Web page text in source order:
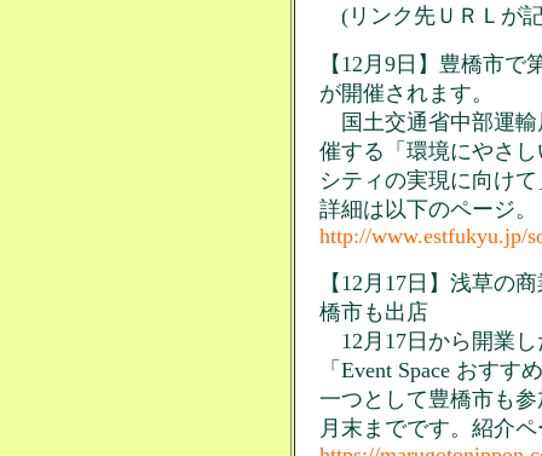
(リンク先ＵＲＬが
【12月9日】豊橋市
が開催されます。
国土交通省中部運輸
催する「環境にやさ
シティの実現に向け
詳細は以下のページ。
http://www.estfukyu.jp/
【12月17日】浅草の
橋市も出店
12月17日から開業
「Event Space おす
一つとして豊橋市も
月末までです。紹介